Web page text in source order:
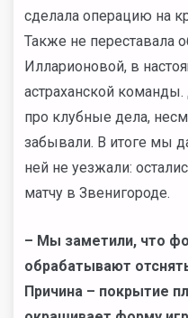
сделала операцию на
Также не переставала
Илларионовой, в
астраханской
про клубные дела,
забывали. В итоге мы
ней не уезжали:
матчу в Звенигороде.
– Мы заметили, что
обрабатывают
Причина – покрытие